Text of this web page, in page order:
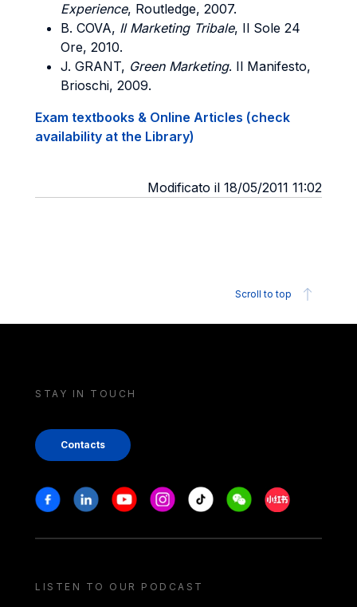
Experience, Routledge, 2007.
B. COVA, Il Marketing Tribale, Il Sole 24
Ore, 2010.
J. GRANT, Green Marketing. Il Manifesto,
Brioschi, 2009.
Exam textbooks & Online Articles (check
availability at the Library)
Modificato il 18/05/2011 11:02
Scroll to top
STAY IN TOUCH
Contacts
Stay in touch
FacebookLinkedinYoutubeInstagram
Tiktok WeechatXiaohongshu/
LISTEN TO OUR PODCAST